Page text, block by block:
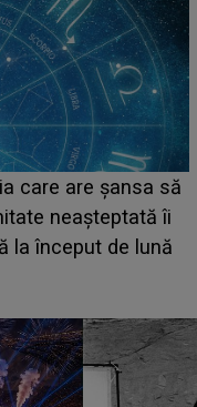
Cine sunt artiștii
au loc cele mai